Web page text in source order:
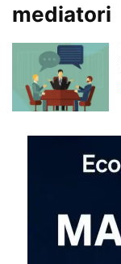
mediatori